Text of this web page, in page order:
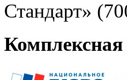
Стандарт»